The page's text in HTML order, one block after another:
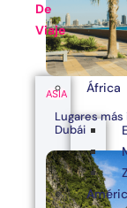
ASIA
Lugares
Dubái
De
Viaje
África